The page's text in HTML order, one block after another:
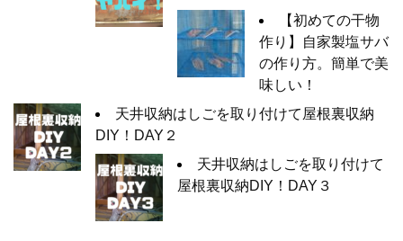
【初めての干物
作り】自家製塩サバ
の作り方。簡単で美
味しい！
天井収納はしごを取り付けて屋根裏収納
DIY！DAY２
天井収納はしごを取り付けて
屋根裏収納DIY！DAY３